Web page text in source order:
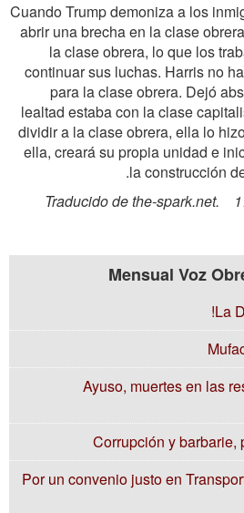
Cuando Trump demoniza a los
abrir una brecha en la clase
la clase obrera, lo que los
continuar sus luchas. Harris no
para la clase obrera. Dejó
lealtad estaba con la clase
dividir a la clase obrera, ella lo
ella, creará su propia unidad e
la construcción
Traducido de the-spark.net.
Mensual Voz
La
Ayuso, muertes en las
Corrupción y
Por un convenio justo en